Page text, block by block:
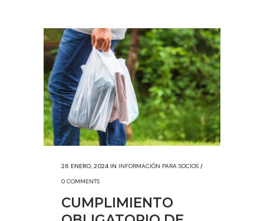
26 ENERO, 2024 IN INFORMACIÓN PARA SOCIOS /
0 COMMENTS
CUMPLIMIENTO